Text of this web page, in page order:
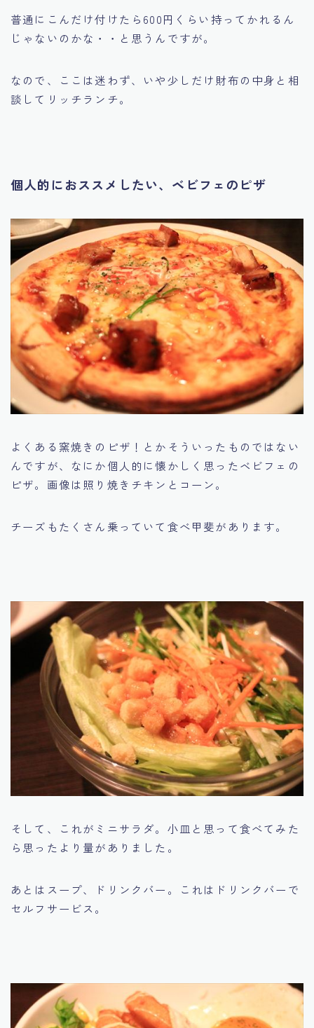
普通にこんだけ付けたら600円くらい持ってかれるん
じゃないのかな・・と思うんですが。
なので、ここは迷わず、いや少しだけ財布の中身と相
談してリッチランチ。
個人的におススメしたい、ベビフェのピザ
よくある窯焼きのピザ！とかそういったものではない
んですが、なにか個人的に懐かしく思ったベビフェの
ピザ。画像は照り焼きチキンとコーン。
チーズもたくさん乗っていて食べ甲斐があります。
そして、これがミニサラダ。小皿と思って食べてみた
ら思ったより量がありました。
あとはスープ、ドリンクバー。これはドリンクバーで
セルフサービス。